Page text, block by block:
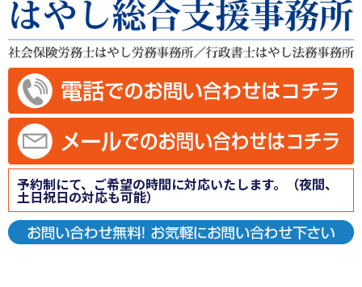
予約制にて、ご希望の時間に対応いたします。（夜間、
土日祝日の対応も可能）